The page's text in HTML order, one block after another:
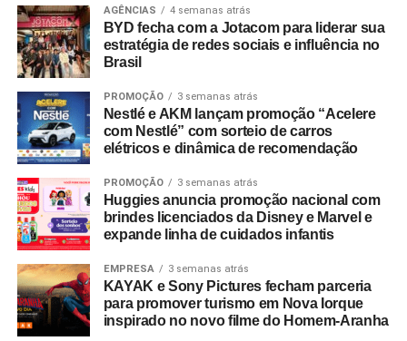
“Construímos nossa trajetória com a crença de que
nenhuma experiência vale a pena sem conteúdo e
nenhum conteúdo é relevante sem gerar impacto real no
mundo físico ou digital. Durante esta década, nunca
deixamos de nos reinventar e entendemos que
experiência de marca é um motor de crescimento direto.
É essa evolução que traduzimos hoje como Business
Experience”, destaca Paulo Farnese, CEO da EAÍ?!.
“Completar dez anos é celebrar esta história com o
mesmo entusiasmo do primeiro dia, reafirmando nosso
compromisso em construir narrativas vivas que geram
valor para o ecossistema dos nossos clientes”.
Com um portfólio que carrega o histórico de projetos para
gigantes do mercado como Whirlpool, Heineken, Banco
AGÊNCIAS 4 semanas atrás
BYD fecha com a Jotacom para liderar sua
estratégia de redes sociais e influência no
Brasil
PROMOÇÃO 3 semanas atrás
Nestlé e AKM lançam promoção “Acelere
com Nestlé” com sorteio de carros
elétricos e dinâmica de recomendação
PROMOÇÃO 3 semanas atrás
Huggies anuncia promoção nacional com
brindes licenciados da Disney e Marvel e
expande linha de cuidados infantis
EMPRESA 3 semanas atrás
KAYAK e Sony Pictures fecham parceria
para promover turismo em Nova Iorque
inspirado no novo filme do Homem-Aranha